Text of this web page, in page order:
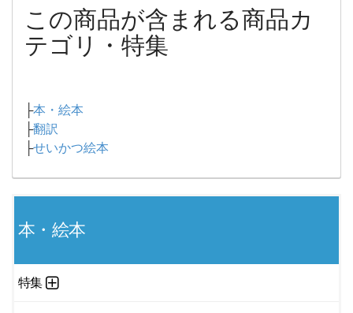
この商品が含まれる商品カ
テゴリ・特集
├本・絵本
├翻訳
├せいかつ絵本
本・絵本
特集